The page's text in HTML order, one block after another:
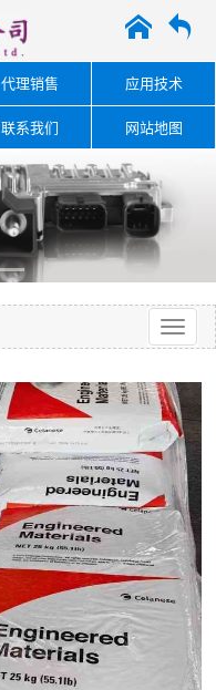
A O
代理销售 应用技术
联系我们 网站地图